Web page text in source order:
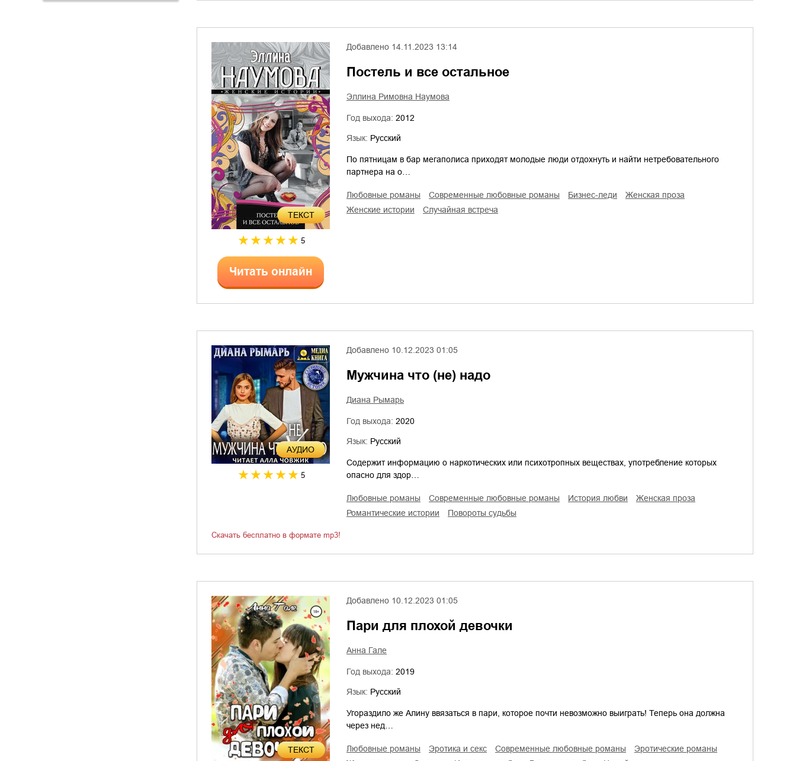
ТЕКСТ
5
Читать онлайн
Добавлено 14.11.2023 13:14
Постель и все остальное
Эллина Римовна Наумова
Год выхода: 2012
Язык: Русский
По пятницам в бар мегаполиса приходят молодые люди отдохнуть и найти нетребовательного
партнера на о…
любовные романы современные любовные романы бизнес-леди
женская проза
женские истории
случайная встреча
AУДИО
5
Добавлено 10.12.2023 01:05
Мужчина что (не) надо
Диана Рымарь
Год выхода: 2020
Язык: Русский
Содержит информацию о наркотических или психотропных веществах, употребление которых
опасно для здор…
любовные романы современные любовные романы история любви
женская проза
романтические истории
повороты судьбы
Скачать бесплатно в формате mp3!
ТЕКСТ
Добавлено 10.12.2023 01:05
Пари для плохой девочки
Анна Гале
Год выхода: 2019
Язык: Русский
Угораздило же Алину ввязаться в пари, которое почти невозможно выиграть! Теперь она должна
через нед…
любовные романы эротика и секс современные любовные романы
эротические романы